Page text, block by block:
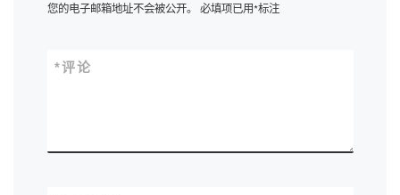
您的电子邮箱地址不会被公开。 必填项已用*标注
评论
*